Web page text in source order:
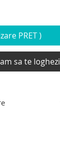
PRET )
sa te loghezi
de recuperare